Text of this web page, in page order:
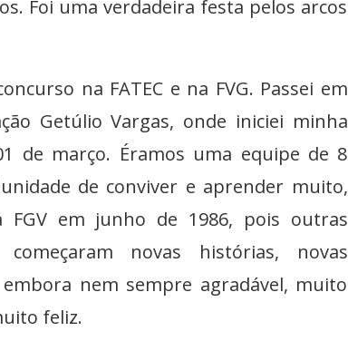
Foi uma verdadeira festa pelos arcos
na FATEC e na FVG. Passei em
Getúlio Vargas, onde iniciei minha
de março. Éramos uma equipe de 8
de conviver e aprender muito,
FGV em junho de 1986, pois outras
novas histórias, novas
nem sempre agradável, muito
feliz.